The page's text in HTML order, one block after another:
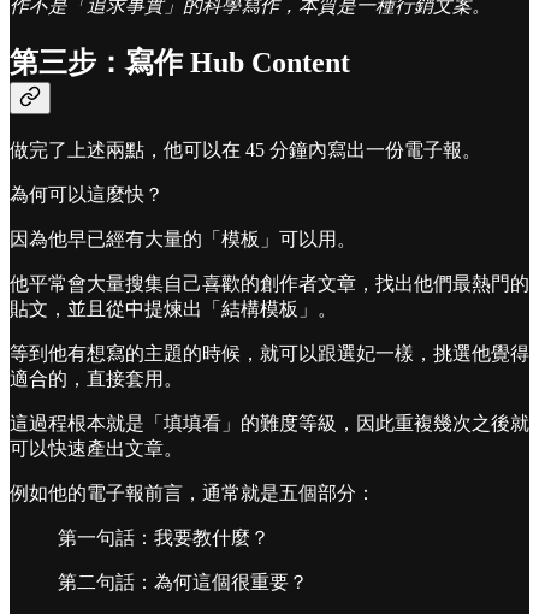
作不是「追求事實」的科學寫作，本質是一種行銷文案。
第三步：寫作 Hub Content
做完了上述兩點，他可以在 45 分鐘內寫出一份電子報。
為何可以這麼快？
因為他早已經有大量的「模板」可以用。
他平常會大量搜集自己喜歡的創作者文章，找出他們最熱門的
貼文，並且從中提煉出「結構模板」。
等到他有想寫的主題的時候，就可以跟選妃一樣，挑選他覺得
適合的，直接套用。
這過程根本就是「填填看」的難度等級，因此重複幾次之後就
可以快速產出文章。
例如他的電子報前言，通常就是五個部分：
第一句話：我要教什麼？
第二句話：為何這個很重要？